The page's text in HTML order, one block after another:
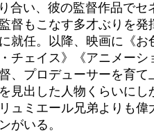
合い、彼の監督作品でセ
督もこなす多才ぶりを発
就任。以降、映画に《
チェイス》《アニメー
、プロデューサーを育
見出した人物くらいに
ュミエール兄弟よりも
がいる。